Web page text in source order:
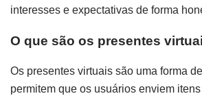
interesses e expectativas de forma
O que são os presentes
Os presentes virtuais são uma forma
permitem que os usuários enviem